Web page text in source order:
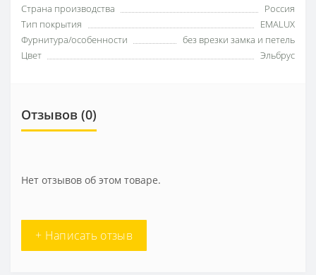
Страна производства
Россия
Тип покрытия
EMALUX
Фурнитура/особенности
без врезки замка и петель
Цвет
Эльбрус
Отзывов (0)
Нет отзывов об этом товаре.
+ Написать отзыв